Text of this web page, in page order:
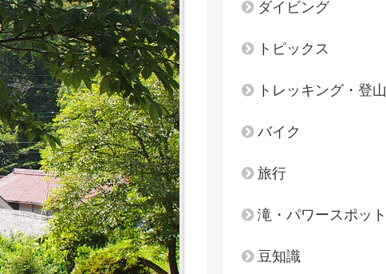
ダイビング
トピックス
トレッキング・登山
バイク
旅行
滝・パワースポット
豆知識